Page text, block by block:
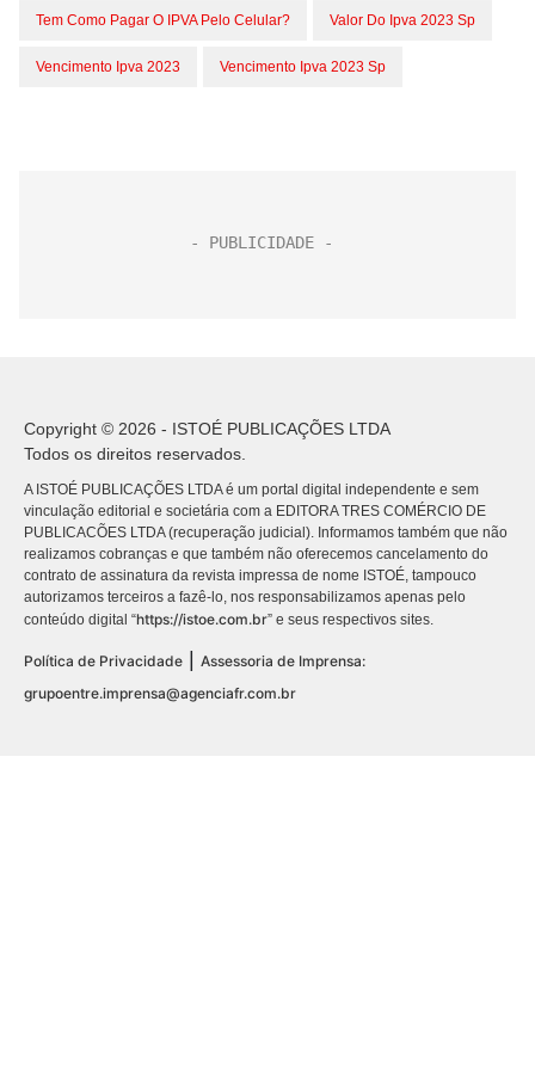
Tem Como Pagar O IPVA Pelo Celular? Valor Do Ipva 2023 Sp
Vencimento Ipva 2023 Vencimento Ipva 2023 Sp
Copyright © 2026 - ISTOÉ PUBLICAÇÕES LTDA
Todos os direitos reservados.
A ISTOÉ PUBLICAÇÕES LTDA é um portal digital independente e sem
vinculação editorial e societária com a EDITORA TRES COMÉRCIO DE
PUBLICACÕES LTDA (recuperação judicial). Informamos também que não
realizamos cobranças e que também não oferecemos cancelamento do
contrato de assinatura da revista impressa de nome ISTOÉ, tampouco
autorizamos terceiros a fazê-lo, nos responsabilizamos apenas pelo
conteúdo digital “https://istoe.com.br” e seus respectivos sites.
Política de Privacidade
Assessoria de Imprensa:
grupoentre.imprensa@agenciafr.com.br